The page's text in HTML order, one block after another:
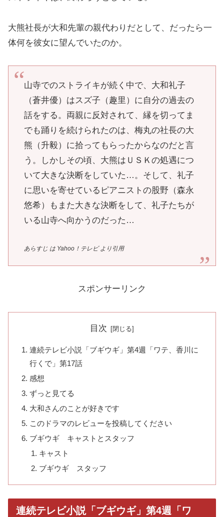
大熊社長が大和先輩の親代わりだとして、だったら一
体何を彼女に望んでいたのか。
山寺でのストライキが続く中で、大和礼子
（蒼井優）はスズ子（趣里）に自分の過去の
話をする。両親に反対されて、縁を切ってま
でも踊りを続けられたのは、梅丸の社長の大
熊（升毅）に拾ってもらったからなのだと言
う。しかしその頃、大熊はＵＳＫの処遇につ
いて大きな決断をしていた…。そして、礼子
に思いを寄せているピアニストの股野（森永
悠希）もまた大きな決断をして、礼子たちが
いる山寺へ向かうのだった…
あらすじ は Yahoo！テレビ より引用
スポンサーリンク
目次
連続テレビ小説「ブギウギ」第4週「ワテ、香川に
行くで」第17話
感想
ずっと見てる
大和さんのことが好きです
このドラマのレビューを投稿してください
ブギウギ キャストとスタッフ
キャスト
ブギウギ スタッフ
連続テレビ小説「ブギウギ」第4週「ワ